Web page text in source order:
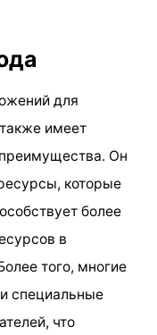
для
имеет
Он
которые
более
в
того, многие
специальные
что